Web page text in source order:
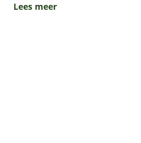
Lees meer